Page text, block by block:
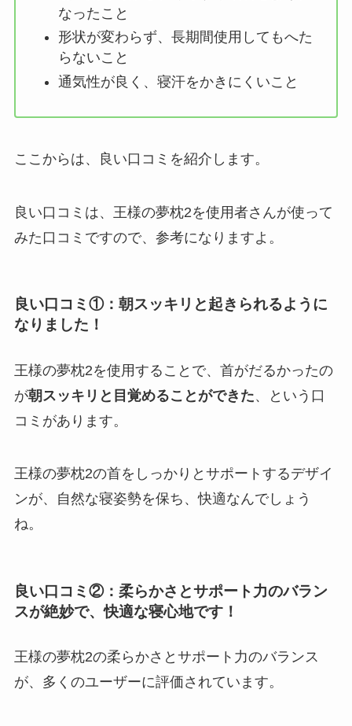
なったこと
形状が変わらず、長期間使用してもへた
らないこと
通気性が良く、寝汗をかきにくいこと
ここからは、良い口コミを紹介します。
良い口コミは、王様の夢枕2を使用者さんが使って
みた口コミですので、参考になりますよ。
良い口コミ①：朝スッキリと起きられるように
なりました！
王様の夢枕2を使用することで、首がだるかったの
が朝スッキリと目覚めることができた、という口
コミがあります。
王様の夢枕2の首をしっかりとサポートするデザイ
ンが、自然な寝姿勢を保ち、快適なんでしょう
ね。
良い口コミ②：柔らかさとサポート力のバラン
スが絶妙で、快適な寝心地です！
王様の夢枕2の柔らかさとサポート力のバランス
が、多くのユーザーに評価されています。